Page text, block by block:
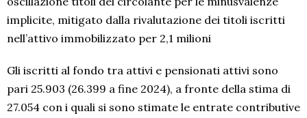
implicite, mitigato dalla rivalutazione dei titoli iscritti
nell’attivo immobilizzato per 2,1 milioni
Gli iscritti al fondo tra attivi e pensionati attivi sono
pari 25.903 (26.399 a fine 2024), a fronte della stima di
27.054 con i quali si sono stimate le entrate contributive